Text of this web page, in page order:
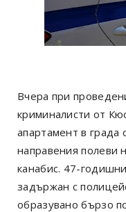
Вчера при
криминалисти от
апартамент в града
направения полеви
канабис. 47-
задържан с
образувано бързо